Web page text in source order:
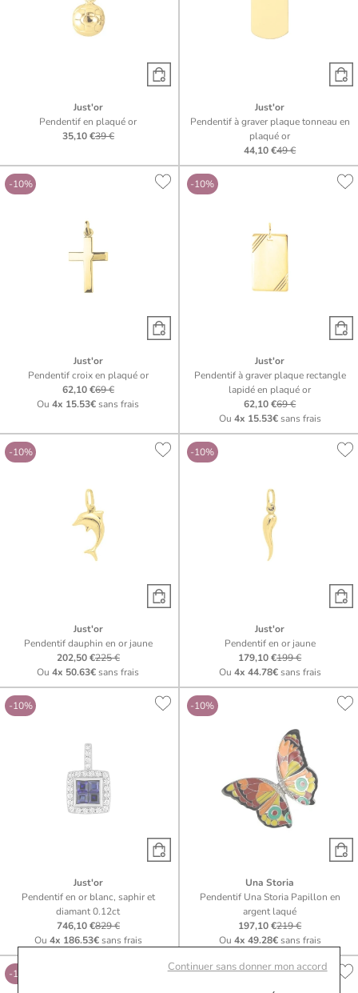
Continuer sans donner mon accord
Just'or
Pendentif en plaqué or
35,10 €39 €
Just'or
Pendentif à graver plaque tonneau en
plaqué or
44,10 €49 €
-10%
Just'or
Pendentif croix en plaqué or
62,10 €69 €
Ou4x 15.53€sans frais
-10%
Just'or
Pendentif à graver plaque rectangle
lapidé en plaqué or
62,10 €69 €
Ou 4x 15.53€sans frais
-10%
Just'or
Pendentif dauphin en or jaune
202,50 €225 €
Ou4x 50.63€sans frais
-10%
Just'or
Pendentif en or jaune
179,10 €199 €
Ou 4x 44.78€sans frais
-10%
Just'or
Pendentif en or blanc, saphir et
diamant 0.12ct
746,10 €829 €
Ou 4x 186.53€sans frais
-10%
Una Storia
Pendentif Una Storia Papillon en
argent laqué
197,10 €219 €
Ou 4x 49.28€sans frais
-10% -10%